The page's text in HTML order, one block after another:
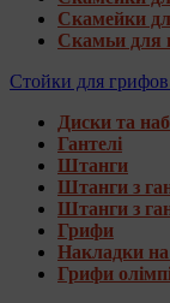
Скамейки
Скамьи для
Стойки для
Диски та
Гантелі
Штанги
Штанги з
Штанги з
Грифи
Накладки
Грифи